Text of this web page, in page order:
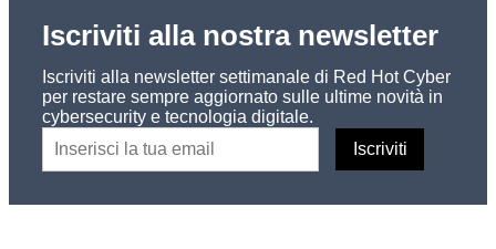
Iscriviti alla nostra newsletter
Iscriviti alla newsletter settimanale di Red Hot Cyber
per restare sempre aggiornato sulle ultime novità in
cybersecurity e tecnologia digitale.